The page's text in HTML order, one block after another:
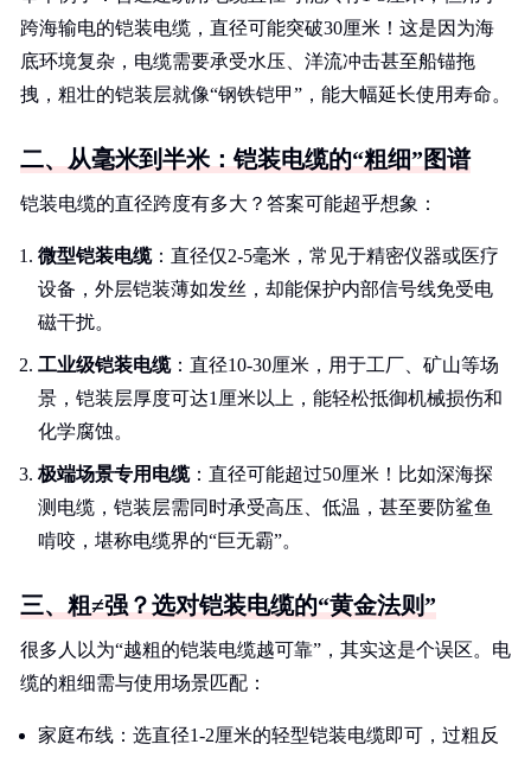
跨海输电的铠装电缆，直径可能突破30厘米！这是因为海
底环境复杂，电缆需要承受水压、洋流冲击甚至船锚拖
拽，粗壮的铠装层就像“钢铁铠甲”，能大幅延长使用寿命。
二、从毫米到半米：铠装电缆的“粗细”图谱
铠装电缆的直径跨度有多大？答案可能超乎想象：
微型铠装电缆：直径仅2-5毫米，常见于精密仪器或医疗
设备，外层铠装薄如发丝，却能保护内部信号线免受电
磁干扰。
工业级铠装电缆：直径10-30厘米，用于工厂、矿山等场
景，铠装层厚度可达1厘米以上，能轻松抵御机械损伤和
化学腐蚀。
极端场景专用电缆：直径可能超过50厘米！比如深海探
测电缆，铠装层需同时承受高压、低温，甚至要防鲨鱼
啃咬，堪称电缆界的“巨无霸”。
三、粗≠强？选对铠装电缆的“黄金法则”
很多人以为“越粗的铠装电缆越可靠”，其实这是个误区。电
缆的粗细需与使用场景匹配：
家庭布线：选直径1-2厘米的轻型铠装电缆即可，过粗反